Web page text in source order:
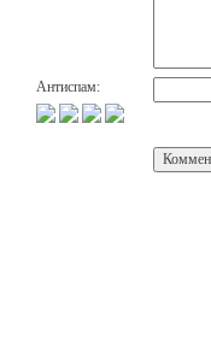
Антиспам: